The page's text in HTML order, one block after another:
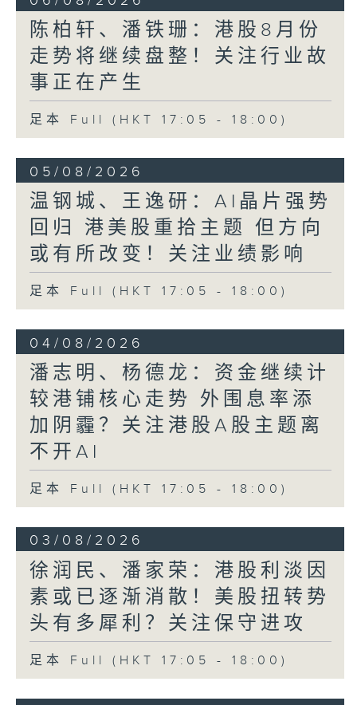
陈柏轩、潘铁珊：港股8月份
走势将继续盘整！关注行业故
事正在产生
足本 Full (HKT 17:05 - 18:00)
05/08/2026
温钢城、王逸研：AI晶片强势
回归 港美股重拾主题 但方向
或有所改变！关注业绩影响
足本 Full (HKT 17:05 - 18:00)
04/08/2026
潘志明、杨德龙：资金继续计
较港铺核心走势 外围息率添
加阴霾？关注港股A股主题离
不开AI
足本 Full (HKT 17:05 - 18:00)
03/08/2026
徐润民、潘家荣：港股利淡因
素或已逐渐消散！美股扭转势
头有多犀利？关注保守进攻
足本 Full (HKT 17:05 - 18:00)